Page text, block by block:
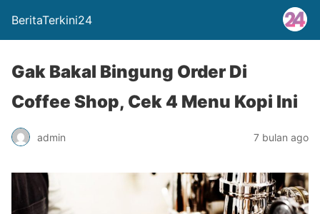
BeritaTerkini24
Gak Bakal Bingung Order Di
Coffee Shop, Cek 4 Menu Kopi Ini
admin 7 bulan ago